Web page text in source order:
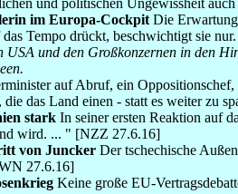
und politischen Ungewissheit
im Europa-Cockpit Die
Tempo drückt, beschwichtigt sie
USA und den Großkonzernen in den
auf Abruf, ein
das Land einen - statt es weiter zu
stark In seiner ersten Reaktion auf
wird. ... " [NZZ 27.6.16]
von Juncker Der tschechische
27.6.16]
Keine große EU-